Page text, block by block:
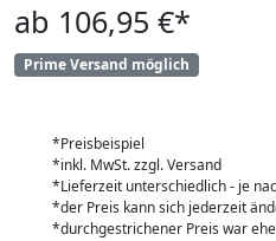
ab 106,95 €*
Prime Versand möglich
*Preisbeispiel
*inkl. MwSt. zzgl. Versand
*Lieferzeit unterschiedlich - je
*der Preis kann sich jederzeit
*durchgestrichener Preis war